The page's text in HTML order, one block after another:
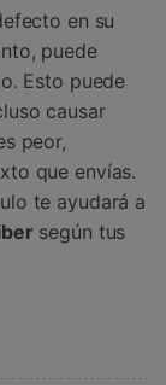
en su
puede
Esto puede
causar
peor,
que envías.
te ayudará a
según tus